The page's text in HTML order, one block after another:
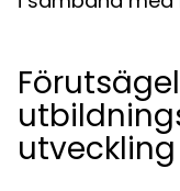
utveckling